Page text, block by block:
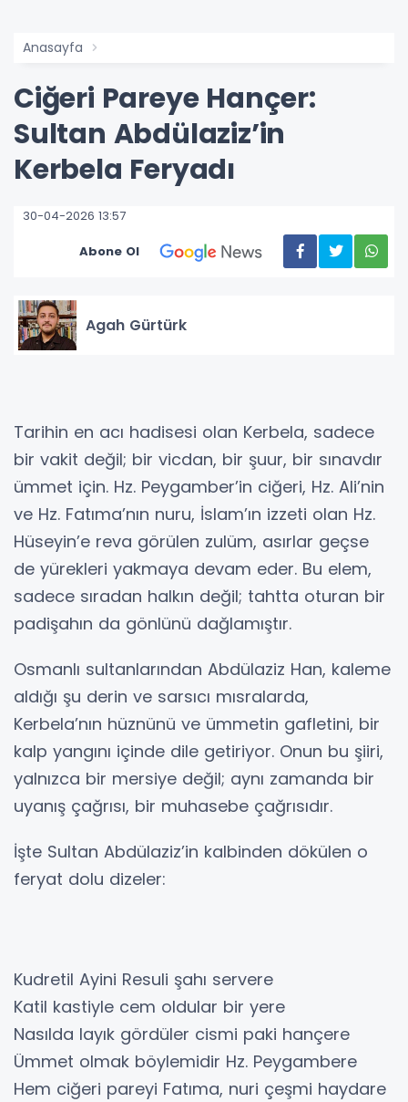
Anasayfa
Ciğeri Pareye Hançer:
Sultan Abdülaziz’in
Kerbela Feryadı
30-04-2026 13:57
Abone Ol
Agah Gürtürk
Tarihin en acı hadisesi olan Kerbela, sadece
bir vakit değil; bir vicdan, bir şuur, bir sınavdır
ümmet için. Hz. Peygamber’in ciğeri, Hz. Ali’nin
ve Hz. Fatıma’nın nuru, İslam’ın izzeti olan Hz.
Hüseyin’e reva görülen zulüm, asırlar geçse
de yürekleri yakmaya devam eder. Bu elem,
sadece sıradan halkın değil; tahtta oturan bir
padişahın da gönlünü dağlamıştır.
Osmanlı sultanlarından Abdülaziz Han, kaleme
aldığı şu derin ve sarsıcı mısralarda,
Kerbela’nın hüznünü ve ümmetin gafletini, bir
kalp yangını içinde dile getiriyor. Onun bu şiiri,
yalnızca bir mersiye değil; aynı zamanda bir
uyanış çağrısı, bir muhasebe çağrısıdır.
İşte Sultan Abdülaziz’in kalbinden dökülen o
feryat dolu dizeler:
Kudretil Ayini Resuli şahı servere
Katil kastiyle cem oldular bir yere
Nasılda layık gördüler cismi paki hançere
Ümmet olmak böylemidir Hz. Peygambere
Hem ciğeri pareyi Fatıma, nuri çeşmi haydare